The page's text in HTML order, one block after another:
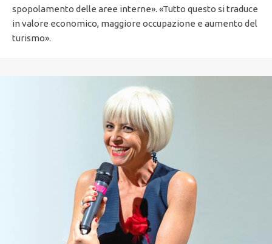
spopolamento delle aree interne». «Tutto questo si traduce
in valore economico, maggiore occupazione e aumento del
turismo».